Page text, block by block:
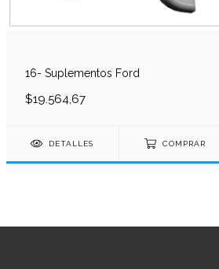
16- Suplementos Ford
$19.564,67
DETALLES COMPRAR